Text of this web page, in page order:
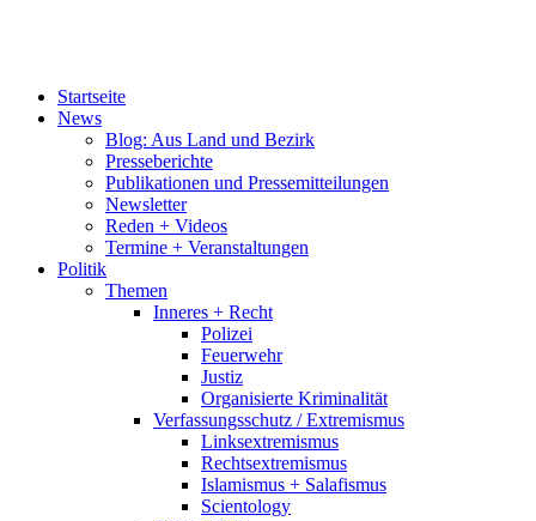
Startseite
News
Blog: Aus Land und Bezirk
Presseberichte
Publikationen und Pressemitteilungen
Newsletter
Reden + Videos
Termine + Veranstaltungen
Politik
Themen
Inneres + Recht
Polizei
Feuerwehr
Justiz
Organisierte Kriminalität
Verfassungsschutz / Extremismus
Linksextremismus
Rechtsextremismus
Islamismus + Salafismus
Scientology